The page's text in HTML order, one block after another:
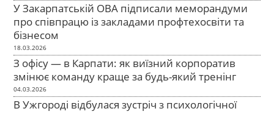
У Закарпатській ОВА підписали меморандуми
про співпрацю із закладами профтехосвіти та
бізнесом
18.03.2026
З офісу — в Карпати: як виїзний корпоратив
змінює команду краще за будь-який тренінг
04.03.2026
В Ужгороді відбулася зустріч з психологічної